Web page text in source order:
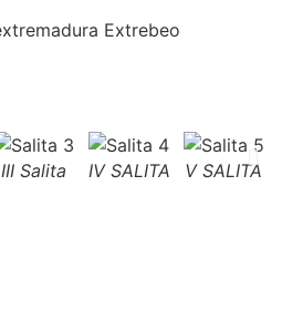
III Salita IV SALITA V SALITA